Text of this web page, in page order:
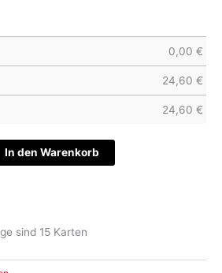
0,00 €
24,60 €
24,60 €
In den Warenkorb
sind 15 Karten